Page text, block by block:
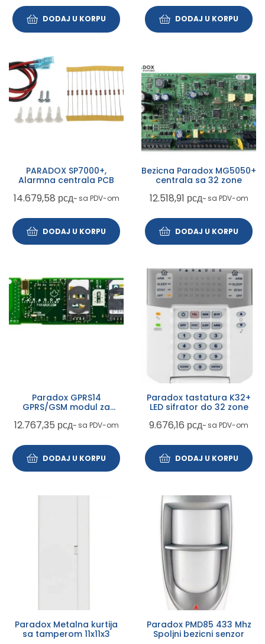
DODAJ U KORPU DODAJ U KORPU
PARADOX SP7000+,
Alarmna centrala PCB
14.679,58 рсд~ sa PDV-om
DODAJ U KORPU
Bezicna Paradox MG5050+
centrala sa 32 zone
12.518,91 рсд~ sa PDV-om
DODAJ U KORPU
Paradox GPRS14
GPRS/GSM modul za
12.767,35 рсд~ sa PDV-om
DODAJ U KORPU
Paradox tastatura K32+
LED sifrator do 32 zone
9.676,16 рсд~ sa PDV-om
DODAJ U KORPU
Paradox Metalna kurtija
sa tamperom 11x11x3
Paradox PMD85 433 Mhz
Spoljni bezicni senzor